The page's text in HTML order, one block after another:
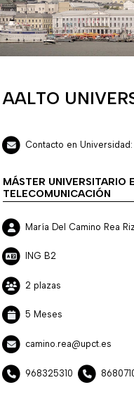
AALTO
Contacto en
MÁSTER UNIVERSITARIO
TELECOMUNICACIÓN
María Del Camino Rea
ING B2
2 plazas
5 Meses
camino.rea@upct.es
968325310